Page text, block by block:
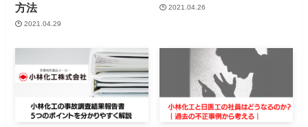
方法
2021.04.29
2021.04.26